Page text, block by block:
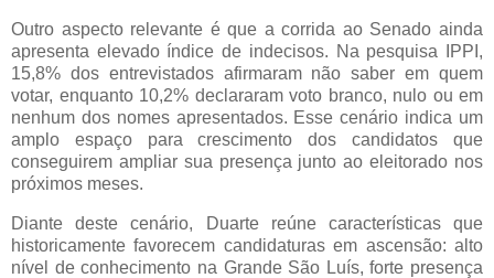
Outro aspecto relevante é que a corrida ao Senado ainda
apresenta elevado índice de indecisos. Na pesquisa IPPI,
15,8% dos entrevistados afirmaram não saber em quem
votar, enquanto 10,2% declararam voto branco, nulo ou em
nenhum dos nomes apresentados. Esse cenário indica um
amplo espaço para crescimento dos candidatos que
conseguirem ampliar sua presença junto ao eleitorado nos
próximos meses.
Diante deste cenário, Duarte reúne características que
historicamente favorecem candidaturas em ascensão: alto
nível de conhecimento na Grande São Luís, forte presença